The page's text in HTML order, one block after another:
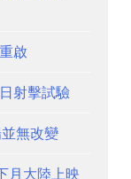
啟
射擊試驗
無改變
月大陸上映